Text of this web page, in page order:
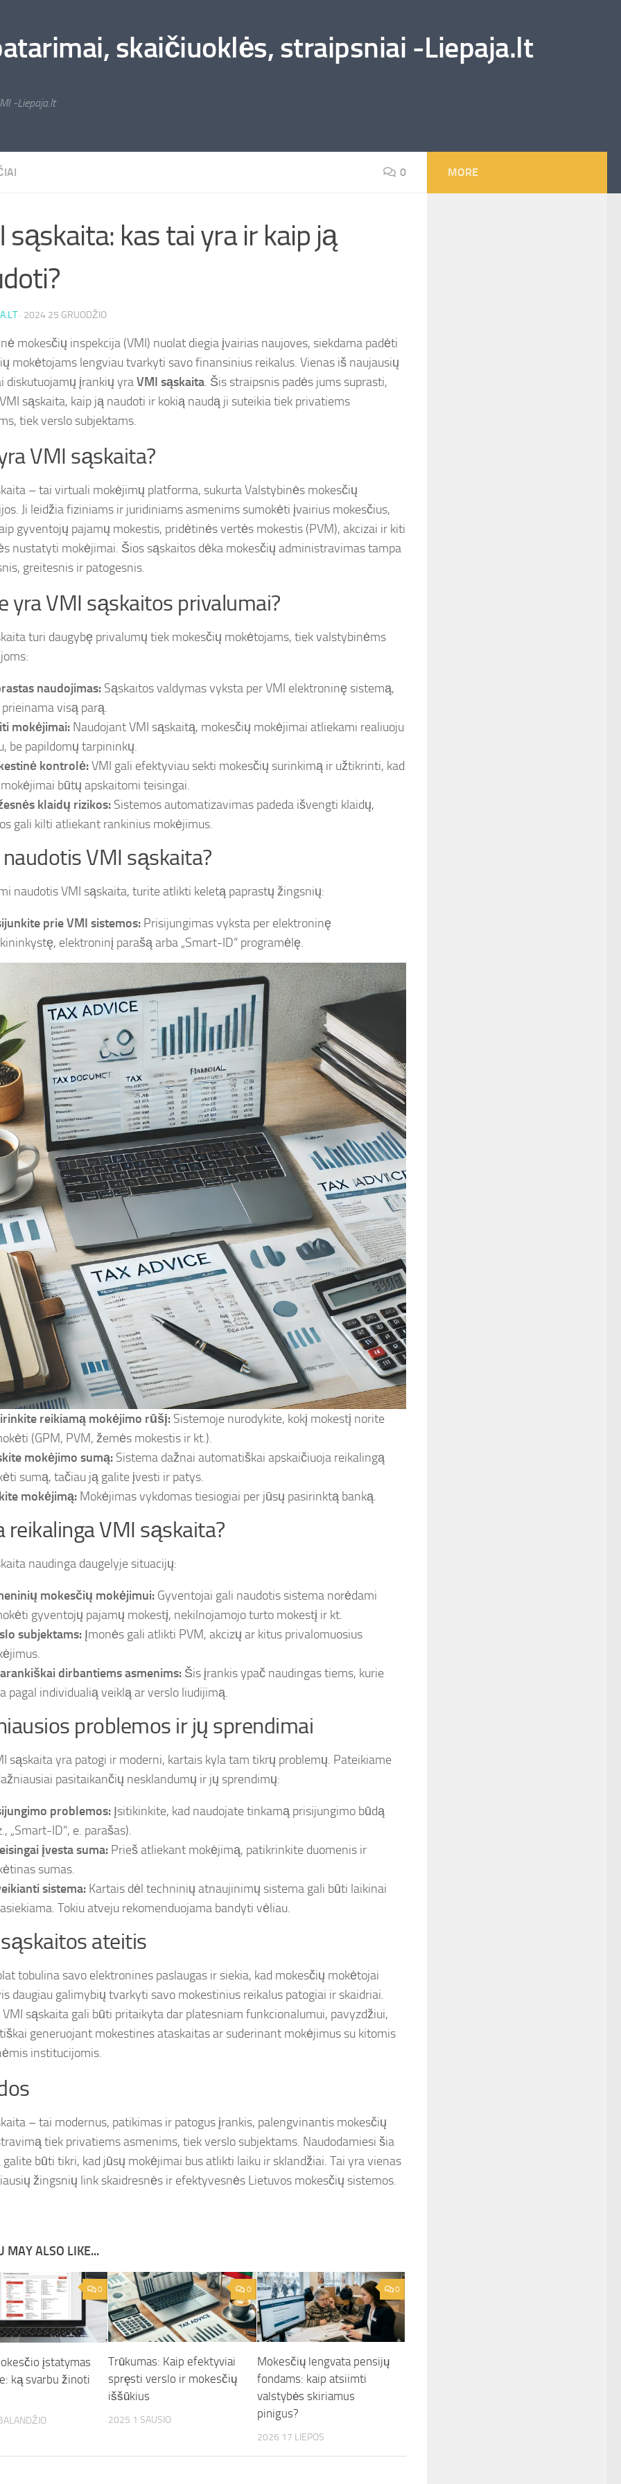
skaičiuoklės, straipsniai -Liepaja.lt
-Liepaja.lt
0
sąskaita: kas tai yra ir kaip ją
· 2024 25 GRUODŽIO
mokesčių inspekcija (VMI) nuolat diegia įvairias naujoves, siekdama padėti
mokėtojams lengviau tvarkyti savo finansinius reikalus. Vienas iš naujausių
diskutuojamų įrankių yraVMI sąskaita. Šis straipsnis padės jums suprasti,
sąskaita, kaip ją naudoti ir kokią naudą ji suteikia tiek privatiems
tiek verslo subjektams.
VMI sąskaita?
– tai virtuali mokėjimų platforma, sukurta Valstybinės mokesčių
Ji leidžia fiziniams ir juridiniams asmenims sumokėti įvairius mokesčius,
gyventojų pajamų mokestis, pridėtinės vertės mokestis (PVM), akcizai ir kiti
nustatyti mokėjimai. Šios sąskaitos dėka mokesčių administravimas tampa
greitesnis ir patogesnis.
yra VMI sąskaitos privalumai?
turi daugybę privalumų tiek mokesčių mokėtojams, tiek valstybinėms
naudojimas: Sąskaitos valdymas vyksta per VMI elektroninę sistemą,
visą parą.
mokėjimai: Naudojant VMI sąskaitą, mokesčių mokėjimai atliekami realiuoju
be papildomų tarpininkų.
kontrolė:VMI gali efektyviau sekti mokesčių surinkimą ir užtikrinti, kad
būtų apskaitomi teisingai.
klaidų rizikos: Sistemos automatizavimas padeda išvengti klaidų,
gali kilti atliekant rankinius mokėjimus.
VMI sąskaita?
naudotis VMI sąskaita, turite atlikti keletą paprastų žingsnių:
prie VMI sistemos: Prisijungimas vyksta per elektroninę
elektroninį parašą arba „Smart-ID“ programėlę.
reikiamą mokėjimo rūšį: Sistemoje nurodykite, kokį mokestį norite
(GPM, PVM, žemės mokestis ir kt.).
mokėjimo sumą: Sistema dažnai automatiškai apskaičiuoja reikalingą
sumą, tačiau ją galite įvesti ir patys.
mokėjimą: Mokėjimas vykdomas tiesiogiai per jūsų pasirinktą banką.
reikalinga VMI sąskaita?
naudinga daugelyje situacijų:
mokesčių mokėjimui: Gyventojai gali naudotis sistema norėdami
gyventojų pajamų mokestį, nekilnojamojo turto mokestį ir kt.
subjektams: Įmonės gali atlikti PVM, akcizų ar kitus privalomuosius
dirbantiems asmenims: Šis įrankis ypač naudingas tiems, kurie
pagal individualią veiklą ar verslo liudijimą.
problemos ir jų sprendimai
sąskaita yra patogi ir moderni, kartais kyla tam tikrų problemų. Pateikiame
pasitaikančių nesklandumų ir jų sprendimų:
problemos: Įsitikinkite, kad naudojate tinkamą prisijungimo būdą
„Smart-ID“, e. parašas).
įvesta suma: Prieš atliekant mokėjimą, patikrinkite duomenis ir
sumas.
sistema: Kartais dėl techninių atnaujinimų sistema gali būti laikinai
Tokiu atveju rekomenduojama bandyti vėliau.
ateitis
tobulina savo elektronines paslaugas ir siekia, kad mokesčių mokėtojai
daugiau galimybių tvarkyti savo mokestinius reikalus patogiai ir skaidriai.
sąskaita gali būti pritaikyta dar platesniam funkcionalumui, pavyzdžiui,
generuojant mokestines ataskaitas ar suderinant mokėjimus su kitomis
institucijomis.
– tai modernus, patikimas ir patogus įrankis, palengvinantis mokesčių
tiek privatiems asmenims, tiek verslo subjektams. Naudodamiesi šia
būti tikri, kad jūsų mokėjimai bus atlikti laiku ir sklandžiai. Tai yra vienas
žingsnių link skaidresnės ir efektyvesnės Lietuvos mokesčių sistemos.
MAY ALSO LIKE...
0
įstatymas
ką svarbu žinoti
0
Trūkumas: Kaip efektyviai
spręsti verslo ir mokesčių
iššūkius
2025 1 SAUSIO
0
Mokesčių lengvata pensijų
fondams: kaip atsiimti
valstybės skiriamus
pinigus?
2026 17 LIEPOS
MORE